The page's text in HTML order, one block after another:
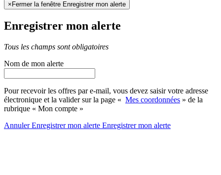
× Fermer la fenêtre Enregistrer mon alerte
Enregistrer mon alerte
Tous les champs sont obligatoires
Nom de mon alerte
Pour recevoir les offres par e-mail, vous devez saisir votre adresse
électronique et la valider sur la page « Mes coordonnées » de la
rubrique « Mon compte »
AnnulerEnregistrer mon alerte Enregistrermon alerte